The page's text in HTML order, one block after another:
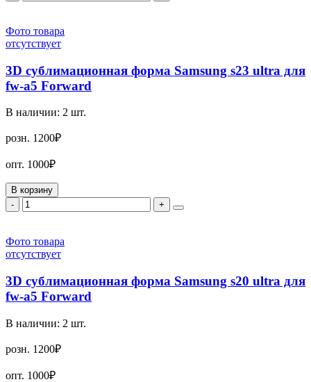
Фото товара
отсутствует
3D сублимационная форма Samsung s23 ultra для
fw-a5 Forward
В наличии: 2 шт.
розн. 1200₽
опт. 1000₽
В корзину
-
+
Фото товара
отсутствует
3D сублимационная форма Samsung s20 ultra для
fw-a5 Forward
В наличии: 2 шт.
розн. 1200₽
опт. 1000₽